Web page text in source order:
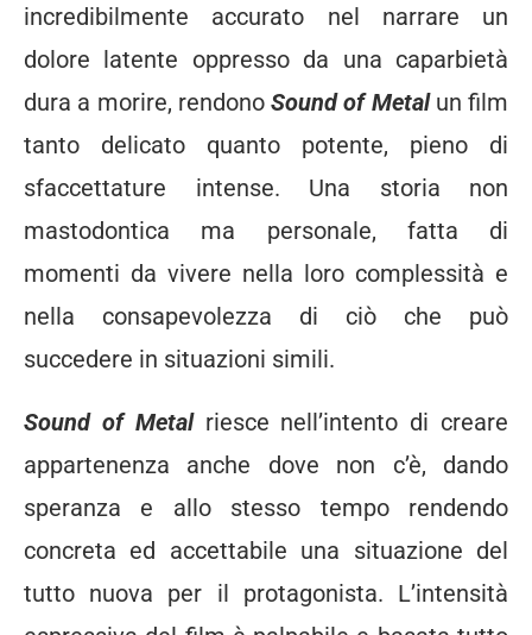
incredibilmente accurato nel narrare un
dolore latente oppresso da una caparbietà
dura a morire, rendono Sound of Metalun film
tanto delicato quanto potente, pieno di
sfaccettature intense. Una storia non
mastodontica ma personale, fatta di
momenti da vivere nella loro complessità e
nella consapevolezza di ciò che può
succedere in situazioni simili.
Sound of Metal riesce nell’intento di creare
appartenenza anche dove non c’è, dando
speranza e allo stesso tempo rendendo
concreta ed accettabile una situazione del
tutto nuova per il protagonista. L’intensità